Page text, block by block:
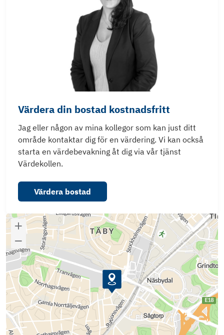
Värdera din bostad kostnadsfritt
Jag eller någon av mina kollegor som kan just ditt
område kontaktar dig för en värdering. Vi kan också
starta en värdebevakning åt dig via vår tjänst
Värdekollen.
Värdera bostad